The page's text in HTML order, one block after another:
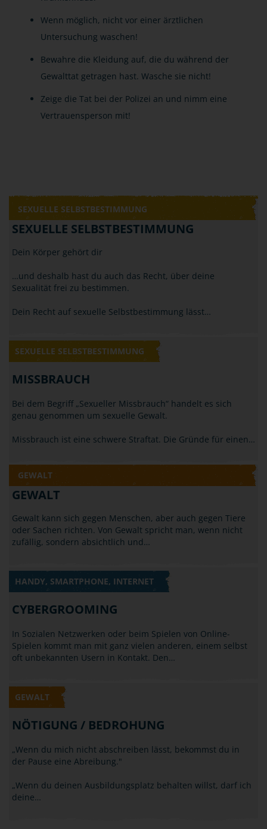
Wenn möglich, nicht vor einer ärztlichen
Untersuchung waschen!
Bewahre die Kleidung auf, die du während der
Gewalttat getragen hast. Wasche sie nicht!
Zeige die Tat bei der Polizei an und nimm eine
Vertrauensperson mit!
SEXUELLE SELBSTBESTIMMUNG
SEXUELLE SELBSTBESTIMMUNG
Dein Körper gehört dir
…und deshalb hast du auch das Recht, über deine
Sexualität frei zu bestimmen.
Dein Recht auf sexuelle Selbstbestimmung lässt…
SEXUELLE SELBSTBESTIMMUNG
MISSBRAUCH
Bei dem Begriff „Sexueller Missbrauch“ handelt es sich
genau genommen um sexuelle Gewalt.
Missbrauch ist eine schwere Straftat. Die Gründe für einen…
GEWALT
GEWALT
Gewalt kann sich gegen Menschen, aber auch gegen Tiere
oder Sachen richten. Von Gewalt spricht man, wenn nicht
zufällig, sondern absichtlich und…
HANDY, SMARTPHONE, INTERNET
CYBERGROOMING
In Sozialen Netzwerken oder beim Spielen von Online-
Spielen kommt man mit ganz vielen anderen, einem selbst
oft unbekannten Usern in Kontakt. Den…
GEWALT
NÖTIGUNG / BEDROHUNG
„Wenn du mich nicht abschreiben lässt, bekommst du in
der Pause eine Abreibung."
„Wenn du deinen Ausbildungsplatz behalten willst, darf ich
deine…